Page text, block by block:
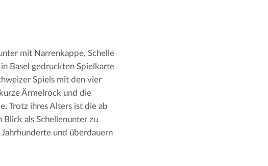
mit Narrenkappe, Schelle
Basel gedruckten Spielkarte
Spiels mit den vier
Ärmelrock und die
Trotz ihres Alters ist die ab
als Schellenunter zu
und überdauern